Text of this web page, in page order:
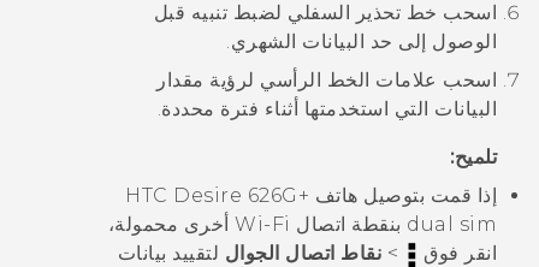
اسحب خط تحذير
السفلي لضبط تنبيه قبل
الوصول إلى حد البيانات الشهري.
اسحب علامات الخط الرأسي لرؤية مقدار
البيانات التي استخدمتها أثناء فترة محددة.
تلميح:
إذا قمت بتوصيل هاتف HTC Desire 626G+
dual sim بنقطة اتصال Wi‍-Fi أخرى محمولة،
انقر فوق
> نقاط اتصال الجوال لتقييد بيانات